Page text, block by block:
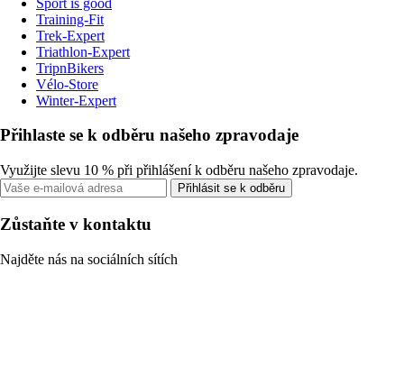
Training-Fit
Trek-Expert
Triathlon-Expert
TripnBikers
Vélo-Store
Winter-Expert
Přihlaste se k odběru našeho zpravodaje
Využijte slevu 10 % při přihlášení k odběru našeho zpravodaje.
Přihlásit se k odběru
Zůstaňte v kontaktu
Najděte nás na sociálních sítích